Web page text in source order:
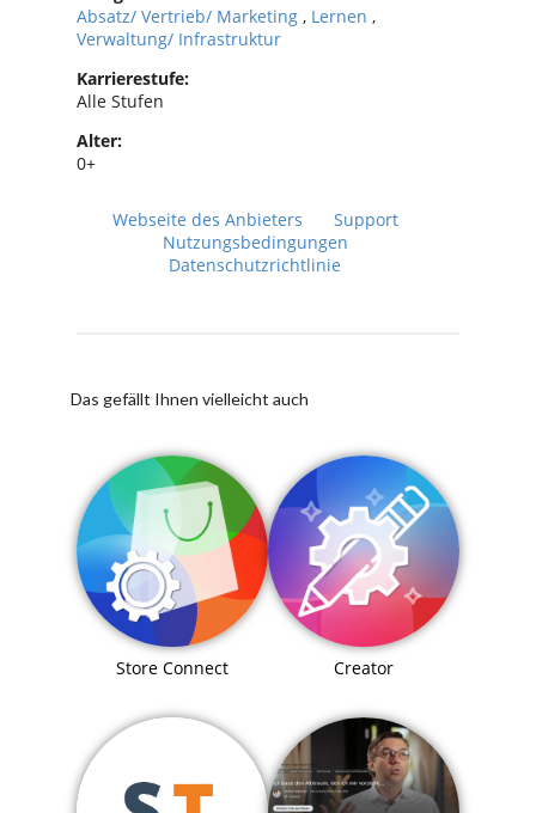
Absatz/ Vertrieb/ Marketing , Lernen ,
Verwaltung/ Infrastruktur
Karrierestufe:
Alle Stufen
Alter:
0+
Webseite des Anbieters
Support
Nutzungsbedingungen
Datenschutzrichtlinie
Das gefällt Ihnen vielleicht auch
Store Connect Creator